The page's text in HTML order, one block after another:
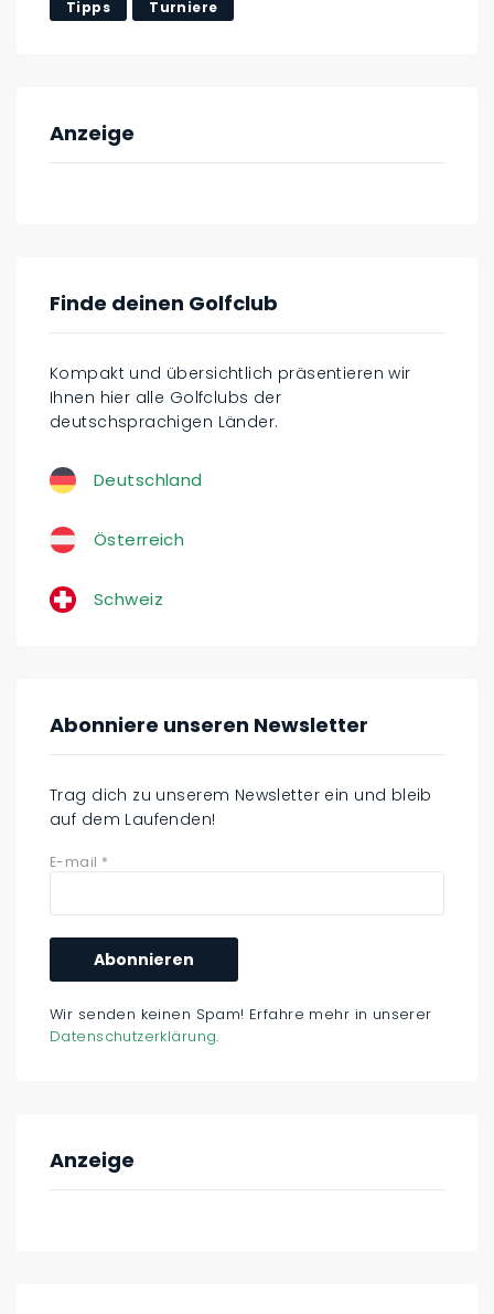
Tipps Turniere
Anzeige
Finde deinen Golfclub
Kompakt und übersichtlich präsentieren wir
Ihnen hier alle Golfclubs der
deutschsprachigen Länder.
Deutschland
Österreich
Schweiz
Abonniere unseren Newsletter
Trag dich zu unserem Newsletter ein und bleib
auf dem Laufenden!
E-mail *
Wir senden keinen Spam! Erfahre mehr in unserer
Datenschutzerklärung.
Anzeige